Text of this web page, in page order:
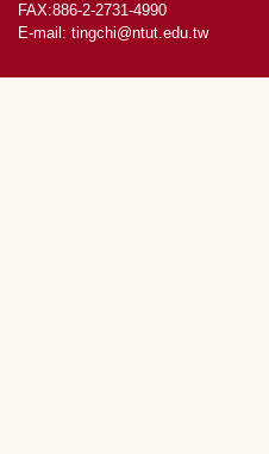
FAX:886-2-2731-4990
E-mail: tingchi@ntut.edu.tw